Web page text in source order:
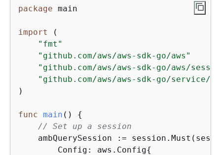
package main
import
(
"fmt"
"github.com/aws/aws-sdk-go/aws"
"github.com/aws/aws-sdk-go/aws/
"github.com/aws/aws-sdk-go/service/
)
func main ()
{
// Set up a session
ambQuerySession :=
        Config: aws.Config
{